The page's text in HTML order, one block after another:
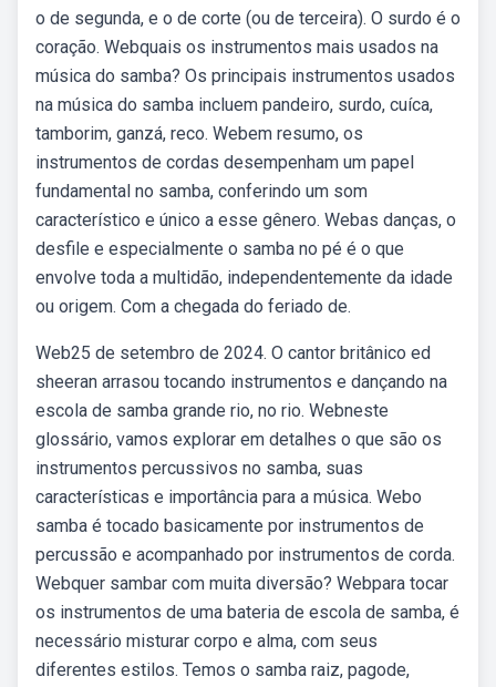
o de segunda, e o de corte (ou de terceira). O surdo é o
coração. Webquais os instrumentos mais usados na
música do samba? Os principais instrumentos usados
na música do samba incluem pandeiro, surdo, cuíca,
tamborim, ganzá, reco. Webem resumo, os
instrumentos de cordas desempenham um papel
fundamental no samba, conferindo um som
característico e único a esse gênero. Webas danças, o
desfile e especialmente o samba no pé é o que
envolve toda a multidão, independentemente da idade
ou origem. Com a chegada do feriado de.
Web25 de setembro de 2024. O cantor britânico ed
sheeran arrasou tocando instrumentos e dançando na
escola de samba grande rio, no rio. Webneste
glossário, vamos explorar em detalhes o que são os
instrumentos percussivos no samba, suas
características e importância para a música. Webo
samba é tocado basicamente por instrumentos de
percussão e acompanhado por instrumentos de corda.
Webquer sambar com muita diversão? Webpara tocar
os instrumentos de uma bateria de escola de samba, é
necessário misturar corpo e alma, com seus
diferentes estilos. Temos o samba raiz, pagode,